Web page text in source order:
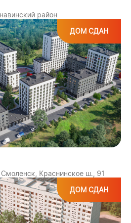
район
ДОМ СДАН
Краснинское ш., 91
ДОМ СДАН